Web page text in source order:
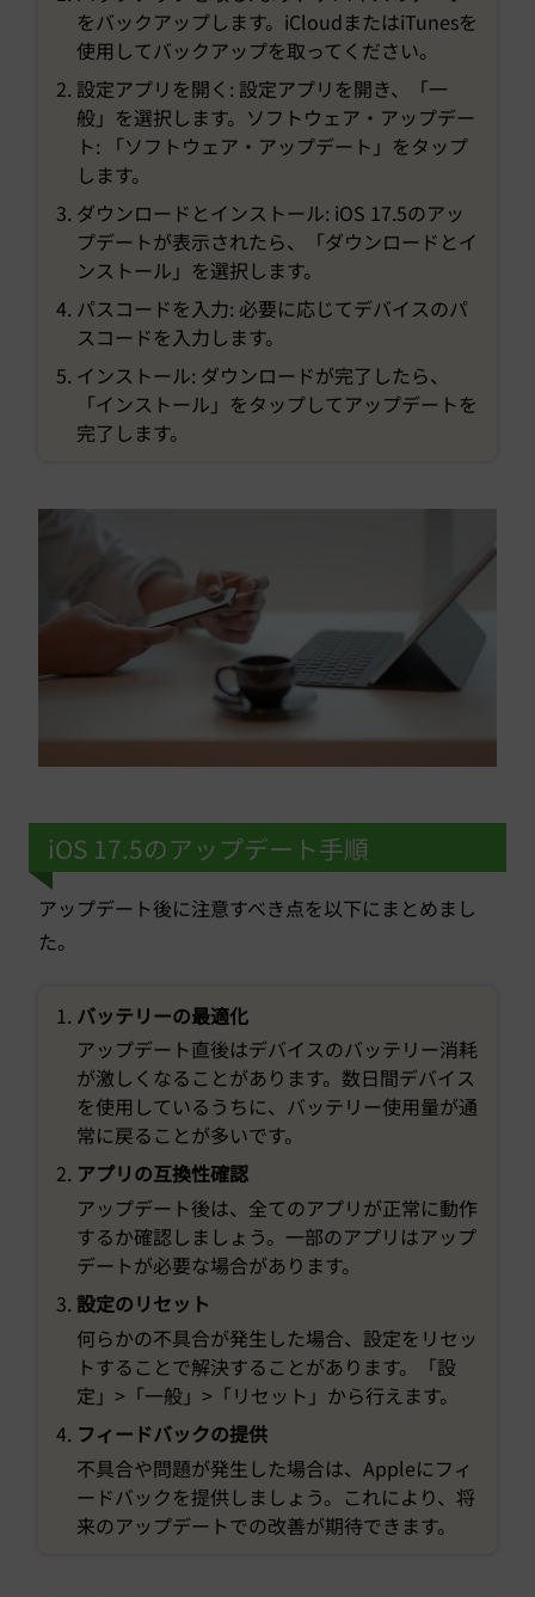
をバックアップします。iCloudまたはiTunesを
使用してバックアップを取ってください。
設定アプリを開く: 設定アプリを開き、「一
般」を選択します。ソフトウェア・アップデー
ト: 「ソフトウェア・アップデート」をタップ
します。
ダウンロードとインストール: iOS 17.5のアッ
プデートが表示されたら、「ダウンロードとイ
ンストール」を選択します。
パスコードを入力: 必要に応じてデバイスのパ
スコードを入力します。
インストール: ダウンロードが完了したら、
「インストール」をタップしてアップデートを
完了します。
iOS 17.5のアップデート手順
アップデート後に注意すべき点を以下にまとめまし
た。
バッテリーの最適化
アップデート直後はデバイスのバッテリー消耗
が激しくなることがあります。数日間デバイス
を使用しているうちに、バッテリー使用量が通
常に戻ることが多いです。
アプリの互換性確認
アップデート後は、全てのアプリが正常に動作
するか確認しましょう。一部のアプリはアップ
デートが必要な場合があります。
設定のリセット
何らかの不具合が発生した場合、設定をリセッ
トすることで解決することがあります。「設
定」>「一般」>「リセット」から行えます。
フィードバックの提供
不具合や問題が発生した場合は、Appleにフィ
ードバックを提供しましょう。これにより、将
来のアップデートでの改善が期待できます。